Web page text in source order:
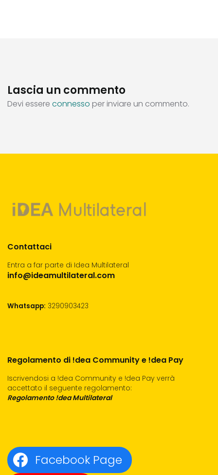
Lascia un commento
Devi essere connesso per inviare un commento.
Contattaci
Entra a far parte di Idea Multilateral
info@ideamultilateral.com
Whatsapp: 3290903423
Regolamento di !dea Community e !dea Pay
Iscrivendosi a !dea Community e !dea Pay verrà
accettato il seguente regolamento:
Regolamento !dea Multilateral
Facebook Page